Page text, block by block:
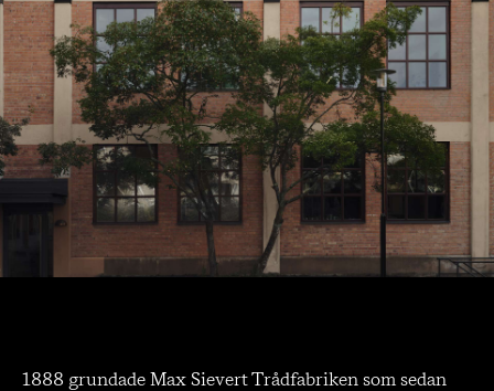
1888 grundade Max Sievert Trådfabriken som sedan